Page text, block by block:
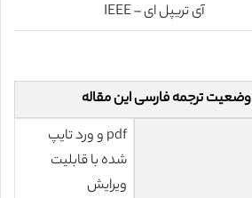
آی تریپل ای – IEEE
ترجمه فارسی این مقاله
pdf و ورد تایپ
شده با قابلیت
ویرایش